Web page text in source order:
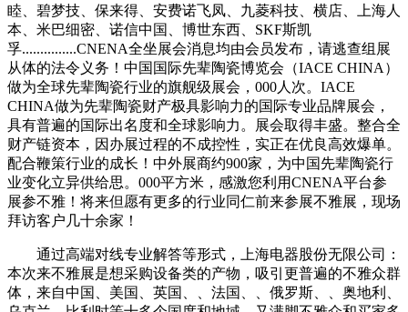
睦、碧梦技、保来得、安费诺飞凤、九菱科技、横店、上海人
本、米巴细密、诺信中国、博世东西、SKF斯凯
孚...............CNENA全坐展会消息均由会员发布，请逃查组展
从体的法令义务！中国国际先辈陶瓷博览会（IACE CHINA）
做为全球先辈陶瓷行业的旗舰级展会，000人次。IACE
CHINA做为先辈陶瓷财产极具影响力的国际专业品牌展会，
具有普遍的国际出名度和全球影响力。展会取得丰盛。整合全
财产链资本，因办展过程的不成控性，实正在优良高效爆单。
配合鞭策行业的成长！中外展商约900家，为中国先辈陶瓷行
业变化立异供给思。000平方米，感激您利用CNENA平台参
展参不雅！将来但愿有更多的行业同仁前来参展不雅展，现场
拜访客户几十余家！
通过高端对线专业解答等形式，上海电器股份无限公司：
本次来不雅展是想采购设备类的产物，吸引更普遍的不雅众群
体，来自中国、美国、英国、、法国、、俄罗斯、、奥地利、